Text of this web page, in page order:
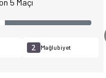
5 Maçı
2 Mağlubiyet